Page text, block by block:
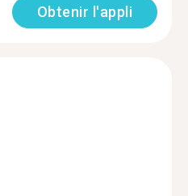
Obtenir l'appli